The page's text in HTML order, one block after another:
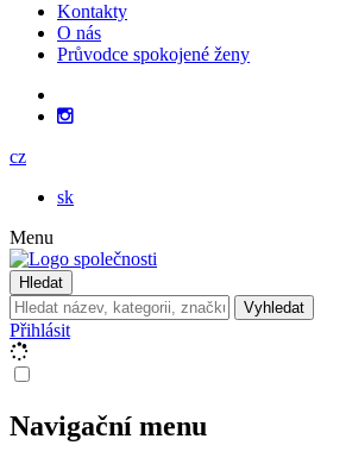
Kontakty
O nás
Průvodce spokojené ženy
cz
sk
Menu
Hledat
Vyhledat
Přihlásit
Navigační menu